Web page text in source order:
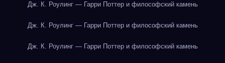
Дж. К. Роулинг — Гарри Поттер и философский камень
Дж. К. Роулинг — Гарри Поттер и философский камень
Дж. К. Роулинг — Гарри Поттер и философский камень